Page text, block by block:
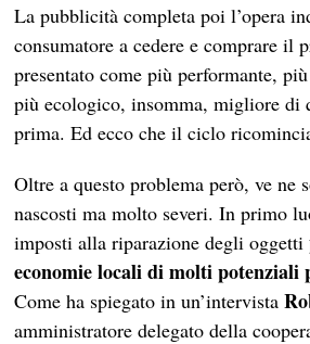
La pubblicità completa poi l’opera
consumatore a cedere e comprare il
presentato come più performante,
più ecologico, insomma, migliore di
prima. Ed ecco che il ciclo
Oltre a questo problema però, ve ne
nascosti ma molto severi. In primo
imposti alla riparazione degli oggetti
economie locali di molti potenziali
Come ha spiegato in un’intervista
amministratore delegato della